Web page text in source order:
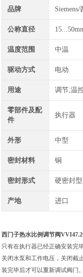
品牌
公称直径
温度范围 中温
驱动方式 电动
用途 调节,温
零部件及配
件
执行器
外形 中型
密封材料 铜
密封形式 硬密封型
产地 进口
西门子热水比例调节阀
只有在执行器已经正确安装完
关闭水泵和工作电压，关闭截
装完毕后才可以重新调试阀门